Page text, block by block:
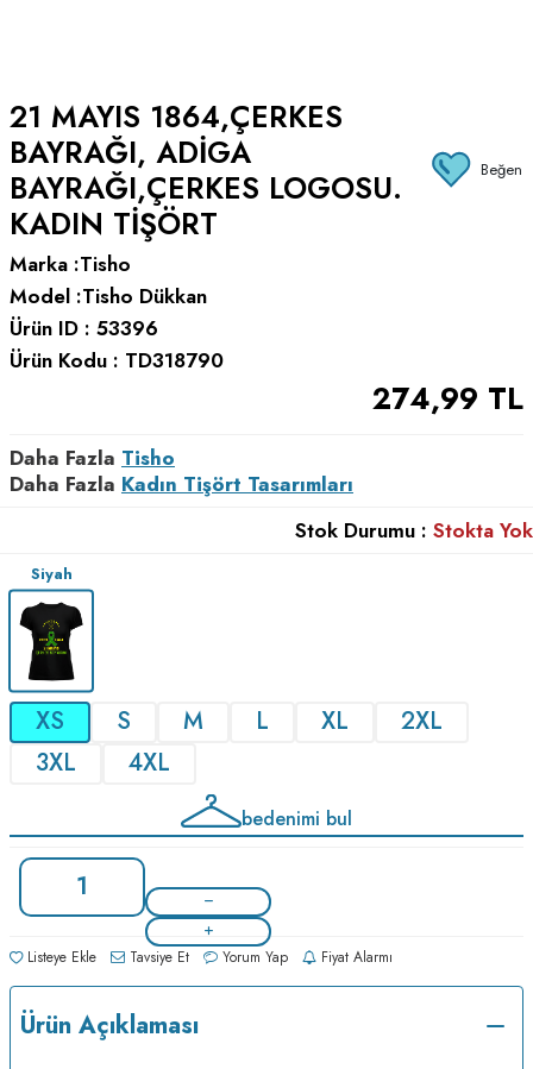
21 MAYIS 1864,ÇERKES
BAYRAĞI, ADIGA
BAYRAĞI,ÇERKES LOGOSU.
KADIN TIŞÖRT
Beğen
Marka :Tisho
Model :Tisho Dükkan
Ürün ID : 53396
Ürün Kodu : TD318790
274,99 TL
Daha Fazla Tisho
Daha Fazla Kadın Tişört Tasarımları
Stok Durumu : Stokta Yok
Siyah
XS S M L XL
2XL
3XL
4XL
bedenimi bul
Listeye Ekle Tavsiye Et Yorum Yap Fiyat Alarmı
Ürün Açıklaması